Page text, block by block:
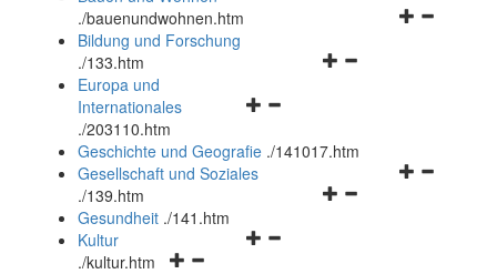
./bauenundwohnen.htm
Navigationsmenü
Bildung und Forschung
./133.htm
Navigationsmenü
und
schließen
Europa und
Internationales
./203110.htm
Geschichte und Geografie ./141017.htm
Navigationsmenü
Gesellschaft und Soziales
./139.htm
Navigationsmenü
Gesundheit ./141.htm
Navigationsmenü
Kultur
./kultur.htm